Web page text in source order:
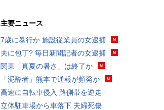
主要ニュース
7歳に暴行か 施設従業員の女逮捕
夫に包丁? 毎日新聞記者の女逮捕
関東「真夏の暑さ」は終了か
「泥酔者」熊本で通報が頻発か
高速に自転車侵入 路側帯を逆走
立体駐車場から車落下 夫婦死傷